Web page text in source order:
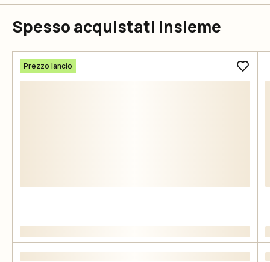
Spesso acquistati insieme
Prezzo lancio